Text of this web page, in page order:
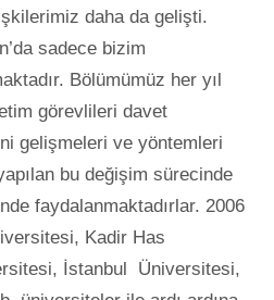
daha da gelişti.
sadece bizim
Bölümümüz her yıl
görevlileri davet
gelişmeleri ve yöntemleri
bu değişim sürecinde
faydalanmaktadırlar. 2006
Kadir Has
İstanbul Üniversitesi,